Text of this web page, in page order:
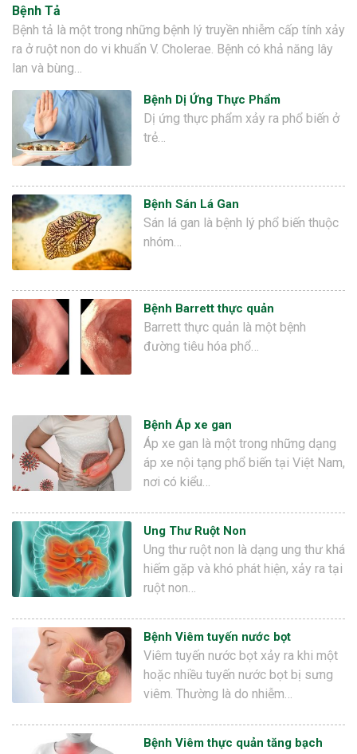
Bệnh Tả
Bệnh tả là một trong những bệnh lý truyền nhiễm cấp tính xảy
ra ở ruột non do vi khuẩn V. Cholerae. Bệnh có khả năng lây
lan và bùng…
Bệnh Dị Ứng Thực Phẩm
Dị ứng thực phẩm xảy ra phổ biến ở
trẻ…
Bệnh Sán Lá Gan
Sán lá gan là bệnh lý phổ biến thuộc
nhóm…
Bệnh Barrett thực quản
Barrett thực quản là một bệnh
đường tiêu hóa phổ…
Bệnh Áp xe gan
Áp xe gan là một trong những dạng
áp xe nội tạng phổ biến tại Việt Nam,
nơi có kiểu…
Ung Thư Ruột Non
Ung thư ruột non là dạng ung thư khá
hiếm gặp và khó phát hiện, xảy ra tại
ruột non…
Bệnh Viêm tuyến nước bọt
Viêm tuyến nước bọt xảy ra khi một
hoặc nhiều tuyến nước bọt bị sưng
viêm. Thường là do nhiễm…
Bệnh Viêm thực quản tăng bạch